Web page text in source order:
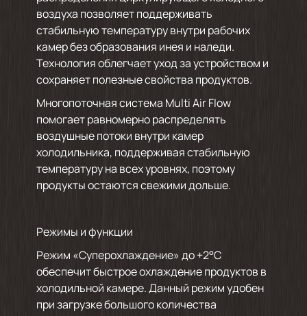
воздуха позволяет поддерживать
стабильную температуру внутри рабочих
камер без образования инея и наледи.
Технология облегчает уход за устройством и
сохраняет полезные свойства продуктов.
Многопоточная система Multi Air Flow
помогает равномерно распределять
воздушные потоки внутри камер
холодильника, поддерживая стабильную
температуру на всех уровнях, поэтому
продукты остаются свежими дольше.
Режимы и функции
Режим «Суперохлаждение» до +2°С
обеспечит быстрое охлаждение продуктов в
холодильной камере. Данный режим удобен
при загрузке большого количества